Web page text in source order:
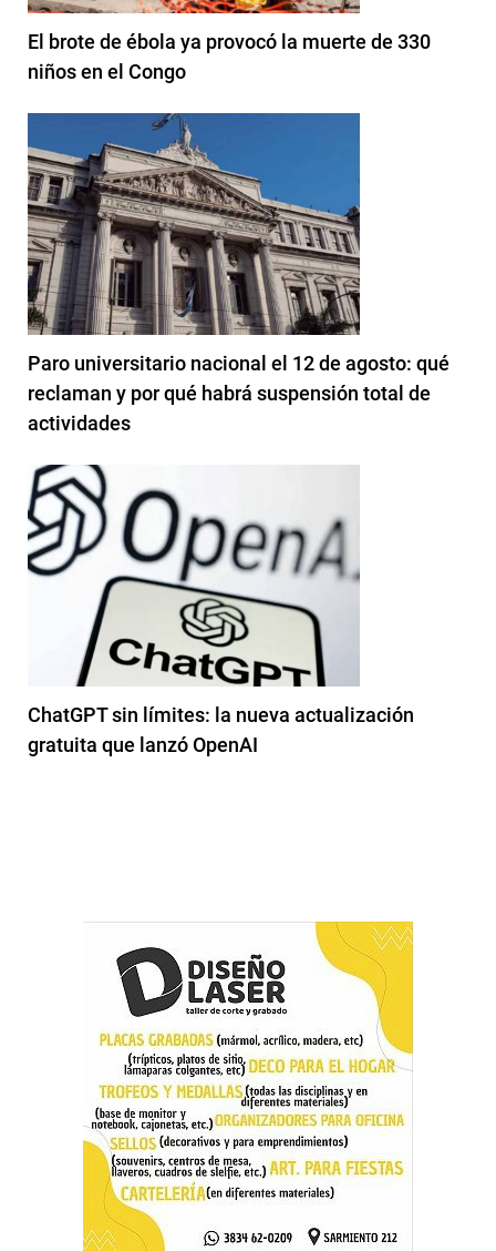
El brote de ébola ya provocó la muerte de 330
niños en el Congo
Paro universitario nacional el 12 de agosto: qué
reclaman y por qué habrá suspensión total de
actividades
ChatGPT sin límites: la nueva actualización
gratuita que lanzó OpenAI